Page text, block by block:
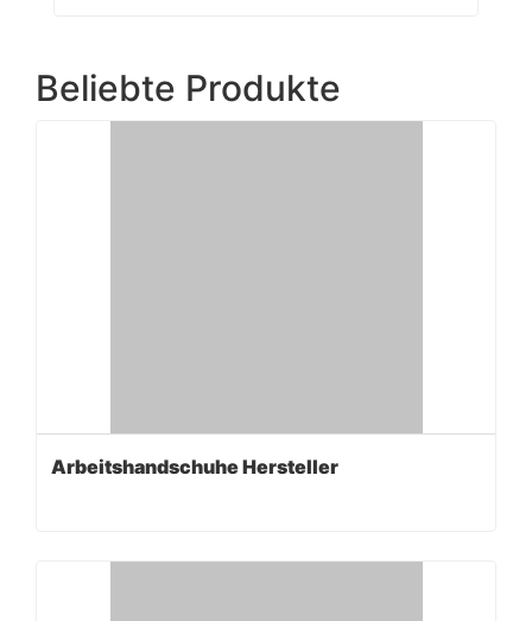
Beliebte Produkte
Arbeitshandschuhe Hersteller